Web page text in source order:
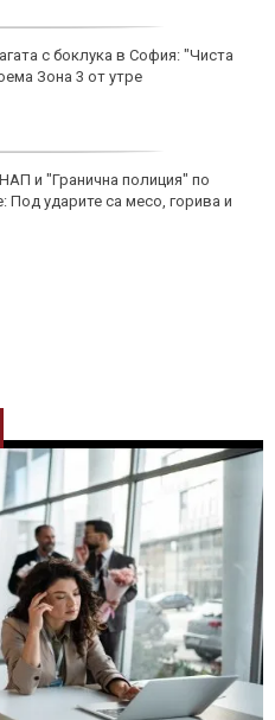
с боклука в София: "Чиста
Зона 3 от утре
и "Гранична полиция" по
Под ударите са месо, горива и